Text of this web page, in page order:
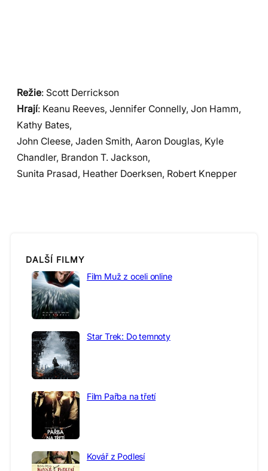
Režie: Scott Derrickson
Hrají: Keanu Reeves, Jennifer Connelly, Jon Hamm,
Kathy Bates,
John Cleese, Jaden Smith, Aaron Douglas, Kyle
Chandler, Brandon T. Jackson,
Sunita Prasad, Heather Doerksen, Robert Knepper
DALŠÍ FILMY
Film Muž z oceli online
Star Trek: Do temnoty
Film Pařba na třetí
Kovář z Podlesí